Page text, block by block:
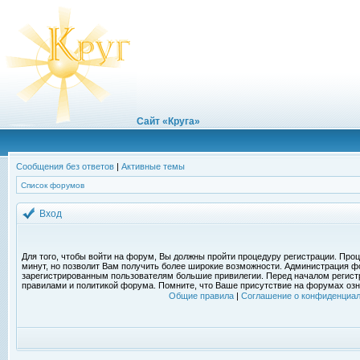
Сайт «Круга»
Сообщения без ответов | Активные темы
Список форумов
Вход
Для того, чтобы войти на форум, Вы должны пройти процедуру регистрации.
минут, но позволит Вам получить более широкие возможности. Администрация
зарегистрированным пользователям большие привилегии. Перед началом
правилами и политикой форума. Помните, что Ваше присутствие на форумах
Общие правила| Соглашение о